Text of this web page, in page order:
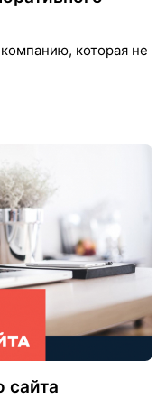
которая не
сайта